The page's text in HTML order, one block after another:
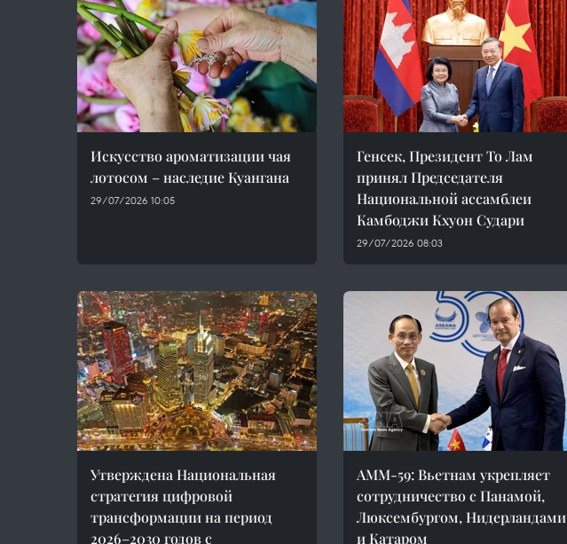
Искусство ароматизации чая
лотосом – наследие Куангана
29/07/2026 10:05
Генсек, Президент То Лам
принял Председателя
Национальной ассамблеи
Камбоджи Кхуон Судари
29/07/2026 08:03
Утверждена Национальная
стратегия цифровой
трансформации на период
2026–2030 годов с
AMM-59: Вьетнам укрепляет
сотрудничество с Панамой,
Люксембургом, Нидерландами
и Катаром